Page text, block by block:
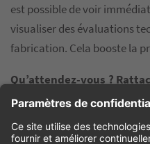
est possible de voir
visualiser des évaluations
fabrication. Cela booste la
Qu’attendez-vous ?